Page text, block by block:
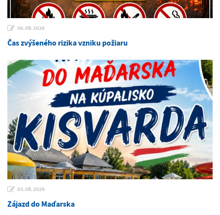
06.08.2026
Čas zvýšeného rizika vzniku požiaru
03.08.2026
Zájazd do Maďarska